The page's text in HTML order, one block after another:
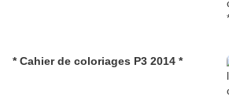
* Cahier de coloriages P3 2014 *